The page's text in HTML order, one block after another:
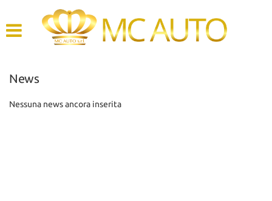
News
Nessuna news ancora inserita